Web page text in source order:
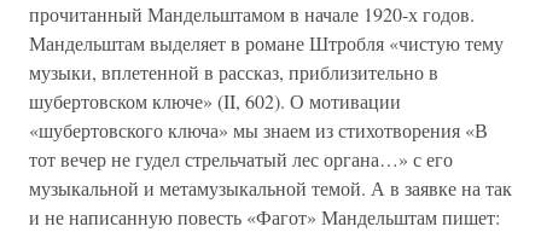
прочитанный Мандельштамом в начале 1920-х годов.
Мандельштам выделяет в романе Штробля «чистую тему
музыки, вплетенной в рассказ, приблизительно в
шубертовском ключе» (II, 602). О мотивации
«шубертовского ключа» мы знаем из стихотворения «В
тот вечер не гудел стрельчатый лес органа…» с его
музыкальной и метамузыкальной темой. А в заявке на так
и не написанную повесть «Фагот» Мандельштам пишет: